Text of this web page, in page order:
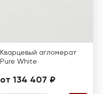
Кварцевый агломерат
Pure White
от 134 407 ₽